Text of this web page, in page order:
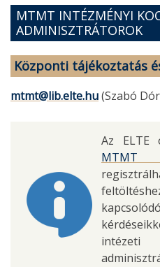
MTMT INTÉZMÉNYI
ADMINISZTRÁTOROK
Központi tájékoztatás
mtmt@lib.elte.hu(Szabó
Az ELTE
MTMT
intézeti